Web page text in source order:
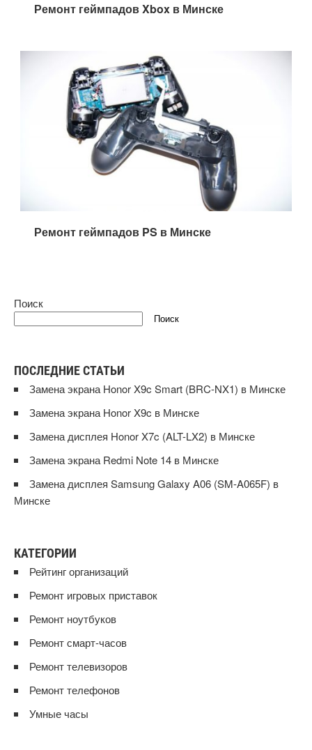
Ремонт геймпадов Xbox в Минске
Ремонт геймпадов PS в Минске
Поиск
Поиск
ПОСЛЕДНИЕ СТАТЬИ
Замена экрана Honor X9c Smart (BRC-NX1) в Минске
Замена экрана Honor X9c в Минске
Замена дисплея Honor X7c (ALT-LX2) в Минске
Замена экрана Redmi Note 14 в Минске
Замена дисплея Samsung Galaxy A06 (SM-A065F) в
Минске
КАТЕГОРИИ
Рейтинг организаций
Ремонт игровых приставок
Ремонт ноутбуков
Ремонт смарт-часов
Ремонт телевизоров
Ремонт телефонов
Умные часы